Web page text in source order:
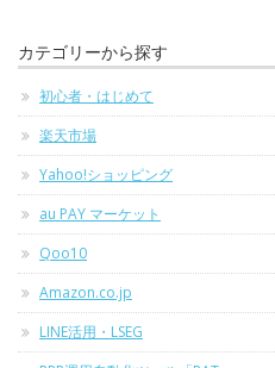
カテゴリーから探す
初心者・はじめて
楽天市場
Yahoo!ショッピング
au PAY マーケット
Qoo10
Amazon.co.jp
LINE活用・LSEG